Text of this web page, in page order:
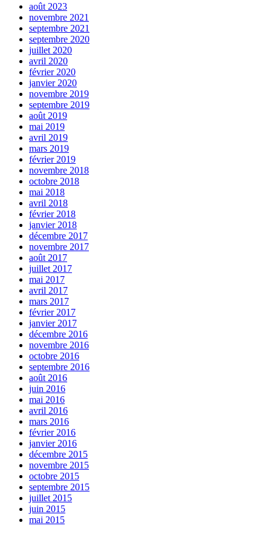
août 2023
novembre 2021
septembre 2021
septembre 2020
juillet 2020
avril 2020
février 2020
janvier 2020
novembre 2019
septembre 2019
août 2019
mai 2019
avril 2019
mars 2019
février 2019
novembre 2018
octobre 2018
mai 2018
avril 2018
février 2018
janvier 2018
décembre 2017
novembre 2017
août 2017
juillet 2017
mai 2017
avril 2017
mars 2017
février 2017
janvier 2017
décembre 2016
novembre 2016
octobre 2016
septembre 2016
août 2016
juin 2016
mai 2016
avril 2016
mars 2016
février 2016
janvier 2016
décembre 2015
novembre 2015
octobre 2015
septembre 2015
juillet 2015
juin 2015
mai 2015